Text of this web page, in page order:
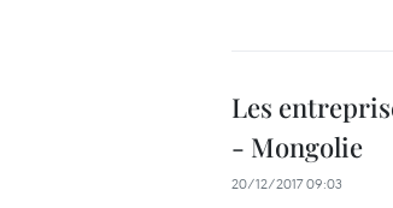
Les
- Mongolie
20/12/2017 09:03